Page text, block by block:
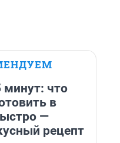
минут: что
в
—
рецепт